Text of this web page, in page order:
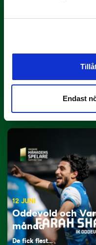
Endast
29 JUNI
12 JUNI
Oddevold och
månad
De fick flest…